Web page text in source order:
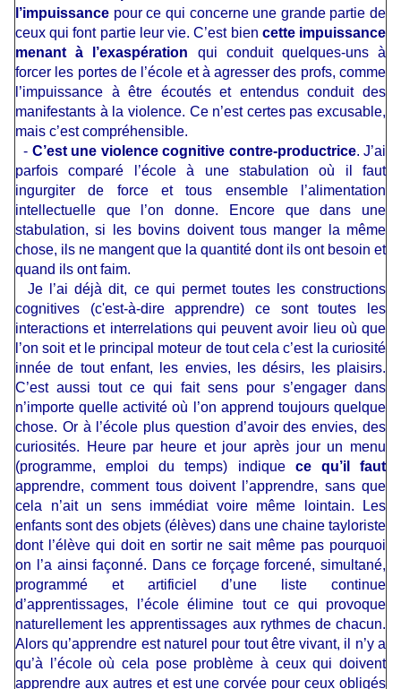
l’impuissance pour ce qui concerne une grande partie de
ceux qui font partie leur vie. C’est bien cette impuissance
menant à l’exaspération qui conduit quelques-uns à
forcer les portes de l’école et à agresser des profs, comme
l’impuissance à être écoutés et entendus conduit des
manifestants à la violence. Ce n’est certes pas excusable,
mais c’est compréhensible.
- C’est une violence cognitive contre-productrice. J’ai
parfois comparé l’école à une stabulation où il faut
ingurgiter de force et tous ensemble l’alimentation
intellectuelle que l’on donne. Encore que dans une
stabulation, si les bovins doivent tous manger la même
chose, ils ne mangent que la quantité dont ils ont besoin et
quand ils ont faim.
Je l’ai déjà dit, ce qui permet toutes les constructions
cognitives (c'est-à-dire apprendre) ce sont toutes les
interactions et interrelations qui peuvent avoir lieu où que
l’on soit et le principal moteur de tout cela c’est la curiosité
innée de tout enfant, les envies, les désirs, les plaisirs.
C’est aussi tout ce qui fait sens pour s’engager dans
n’importe quelle activité où l’on apprend toujours quelque
chose. Or à l’école plus question d’avoir des envies, des
curiosités. Heure par heure et jour après jour un menu
(programme, emploi du temps) indique ce qu’il faut
apprendre, comment tous doivent l’apprendre, sans que
cela n’ait un sens immédiat voire même lointain. Les
enfants sont des objets (élèves) dans une chaine tayloriste
dont l’élève qui doit en sortir ne sait même pas pourquoi
on l’a ainsi façonné. Dans ce forçage forcené, simultané,
programmé et artificiel d’une liste continue
d’apprentissages, l’école élimine tout ce qui provoque
naturellement les apprentissages aux rythmes de chacun.
Alors qu’apprendre est naturel pour tout être vivant, il n’y a
qu’à l’école où cela pose problème à ceux qui doivent
apprendre aux autres et est une corvée pour ceux obligés